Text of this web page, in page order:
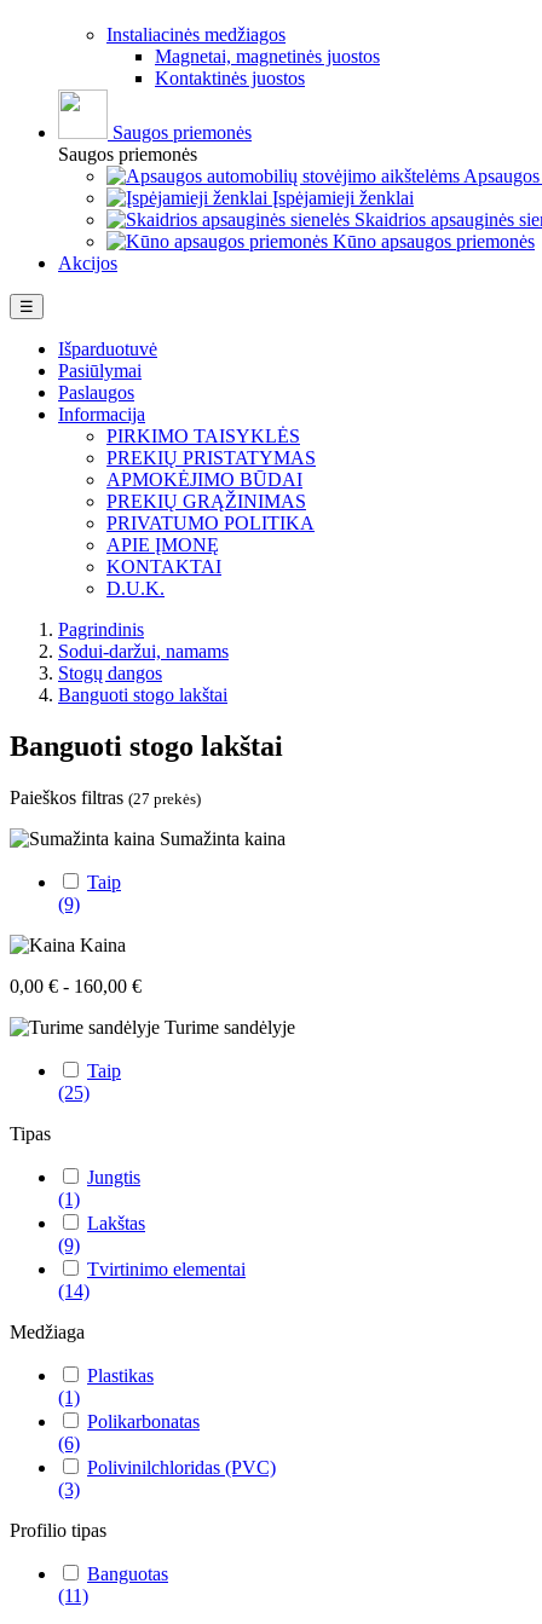
Instaliacinės medžiagos
Magnetai, magnetinės juostos
Kontaktinės juostos
Saugos priemonės
Saugos priemonės
Įspėjamieji ženklai
Skaidrios apsauginės
Kūno apsaugos priemonės
Akcijos
Perjungti
navigaciją
☰
Išparduotuvė
Pasiūlymai
Paslaugos
Informacija
PIRKIMO TAISYKLĖS
PREKIŲ PRISTATYMAS
APMOKĖJIMO BŪDAI
PREKIŲ GRĄŽINIMAS
PRIVATUMO POLITIKA
APIE ĮMONĘ
KONTAKTAI
D.U.K.
Pagrindinis
Sodui-daržui, namams
Stogų dangos
Banguoti stogo lakštai
Banguoti stogo lakštai
Paieškos filtras (27 prekės)
Sumažinta kaina
Taip
(9)
Kaina
0,00 € - 160,00 €
Turime sandėlyje
Taip
(25)
Tipas
Jungtis
(1)
Lakštas
(9)
Tvirtinimo elementai
(14)
Medžiaga
Plastikas
(1)
Polikarbonatas
(6)
Polivinilchloridas (PVC)
(3)
Profilio tipas
Banguotas
(11)